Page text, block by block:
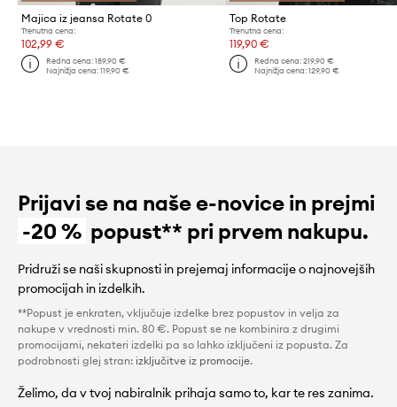
Majica iz jeansa Rotate 0
Trenutna cena:
102,99 €
Redna cena:189,90 €
Najnižja cena:119,90 €
Top Rotate
Trenutna cena:
119,90 €
Redna cena: 219,90 €
Najnižja cena: 129,90 €
Prijavi se na naše e-novice in prejmi
-20 % popust** pri prvem nakupu.
Pridruži se naši skupnosti in prejemaj informacije o najnovejših
promocijah in izdelkih.
**Popust je enkraten, vključuje izdelke brez popustov in velja za
nakupe v vrednosti min. 80 €. Popust se ne kombinira z drugimi
promocijami, nekateri izdelki pa so lahko izključeni iz popusta. Za
podrobnosti glej stran: izključitve iz promocije.
Želimo, da v tvoj nabiralnik prihaja samo to, kar te res zanima.